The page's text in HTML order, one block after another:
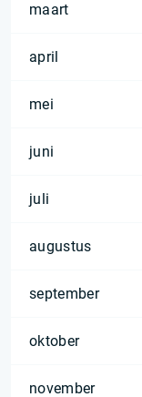
maart
april
mei
juni
juli
augustus
september
oktober
november